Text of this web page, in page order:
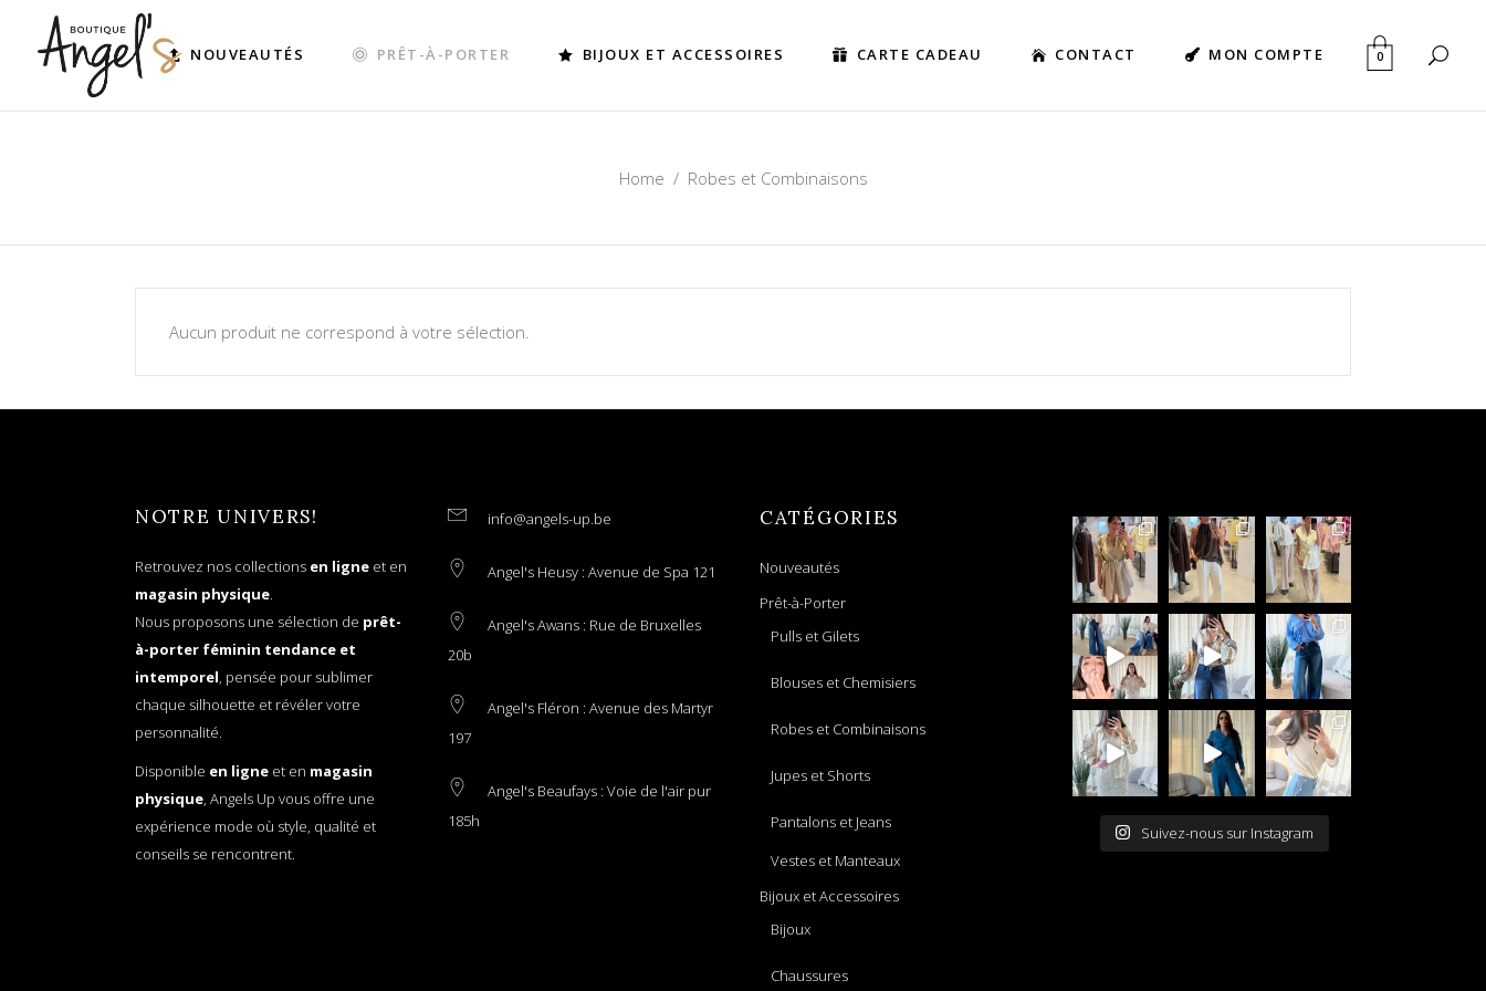
NOUVEAUTÉS PRÊT-À-PORTER BIJOUX ET ACCESSOIRES CARTE CADEAU CONTACT MON COMPTE 0
Home / Robes et Combinaisons
Aucun produit ne correspond à votre sélection.
NOTRE UNIVERS!
Retrouvez nos collections en ligne et en
magasin physique.
Nous proposons une sélection de prêt-
à-porter féminin tendance et
intemporel, pensée pour sublimer
chaque silhouette et révéler votre
personnalité.
Disponible en ligne et en magasin
physique, Angels Up vous offre une
expérience mode où style, qualité et
conseils se rencontrent.
info@angels-up.be
Angel's Heusy : Avenue de Spa 121
Angel's Awans : Rue de Bruxelles
20b
Angel's Fléron : Avenue des Martyr
197
Angel's Beaufays : Voie de l'air pur
185h
CATÉGORIES
Nouveautés
Prêt-à-Porter
Pulls et Gilets
Blouses et Chemisiers
Robes et Combinaisons
Jupes et Shorts
Pantalons et Jeans
Vestes et Manteaux
Bijoux et Accessoires
Bijoux
Chaussures
Suivez-nous sur Instagram